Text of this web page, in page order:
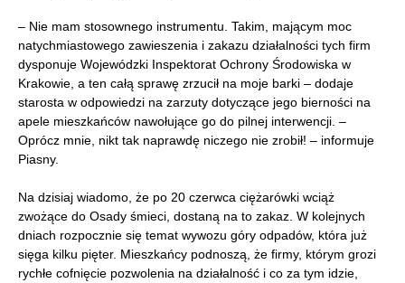
– Nie mam stosownego instrumentu. Takim, mającym moc
natychmiastowego zawieszenia i zakazu działalności tych firm
dysponuje Wojewódzki Inspektorat Ochrony Środowiska w
Krakowie, a ten całą sprawę zrzucił na moje barki – dodaje
starosta w odpowiedzi na zarzuty dotyczące jego bierności na
apele mieszkańców nawołujące go do pilnej interwencji. –
Oprócz mnie, nikt tak naprawdę niczego nie zrobił! – informuje
Piasny.
Na dzisiaj wiadomo, że po 20 czerwca ciężarówki wciąż
zwożące do Osady śmieci, dostaną na to zakaz. W kolejnych
dniach rozpocznie się temat wywozu góry odpadów, która już
sięga kilku pięter. Mieszkańcy podnoszą, że firmy, którym grozi
rychłe cofnięcie pozwolenia na działalność i co za tym idzie,